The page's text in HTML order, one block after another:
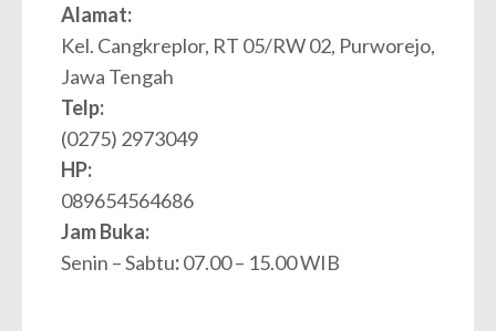
Alamat:
Kel. Cangkreplor, RT 05/RW 02, Purworejo,
Jawa Tengah
Telp:
(0275) 2973049
HP:
089654564686
Jam Buka:
Senin – Sabtu:07.00 – 15.00 WIB